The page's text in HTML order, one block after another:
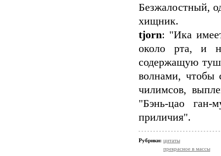
Безжалостный,
хищник.
tjorn: "Ика
около рта, и
содержащую
волнами, чтобы
чилимсов,
"Бэнь-цао
приличия".
Рубрики: цитаты
прекрасное в массы